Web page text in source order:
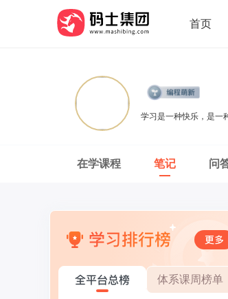
首页
学习是一种快乐，是一
在学课程 笔记 问
学习排行榜 更多
全平台总榜 体系课周榜单